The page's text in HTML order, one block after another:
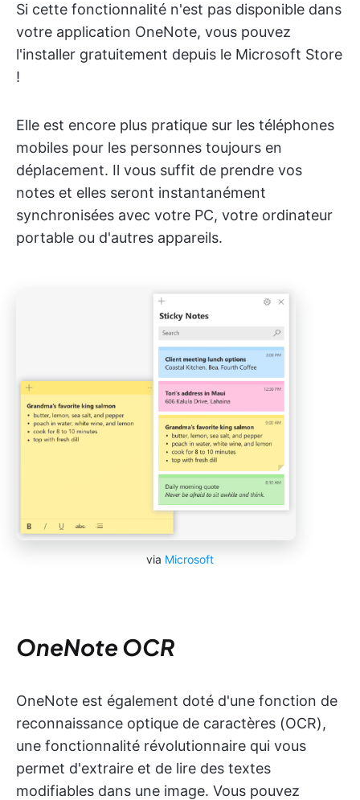
Si cette fonctionnalité n'est pas disponible dans
votre application OneNote, vous pouvez
l'installer gratuitement depuis le Microsoft Store
!
Elle est encore plus pratique sur les téléphones
mobiles pour les personnes toujours en
déplacement. Il vous suffit de prendre vos
notes et elles seront instantanément
synchronisées avec votre PC, votre ordinateur
portable ou d'autres appareils.
via Microsoft
OneNote OCR
OneNote est également doté d'une fonction de
reconnaissance optique de caractères (OCR),
une fonctionnalité révolutionnaire qui vous
permet d'extraire et de lire des textes
modifiables dans une image. Vous pouvez